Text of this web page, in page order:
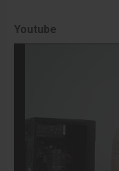
Youtube